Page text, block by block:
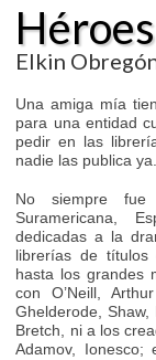
Elkin
Una amiga mía
para una entidad
pedir en las
nadie las publica ya.
No siempre fue
Suramericana,
dedicadas a la
librerías de títulos
hasta los grandes
con O’Neill,
Ghelderode,
Bretch, ni a los
Adamov, Ionesco;